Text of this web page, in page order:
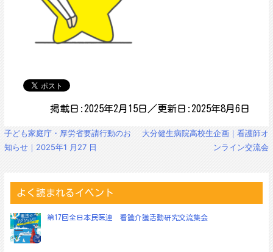
掲載日:2025年2月15日／更新日:2025年8月6日
投
稿
ョ
ン
子ども家庭庁・厚労省要請行動のお
知らせ｜2025年1 月27 日
大分健生病院高校生企画｜看護師オ
ンライン交流会
よく読まれるイベント
第17回全日本民医連 看護介護活動研究交流集会